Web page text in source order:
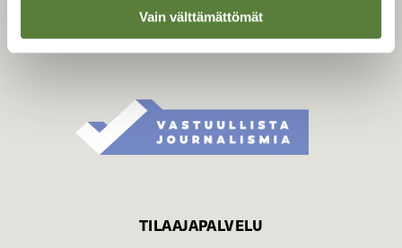
Vain välttämättömät
TILAAJAPALVELU